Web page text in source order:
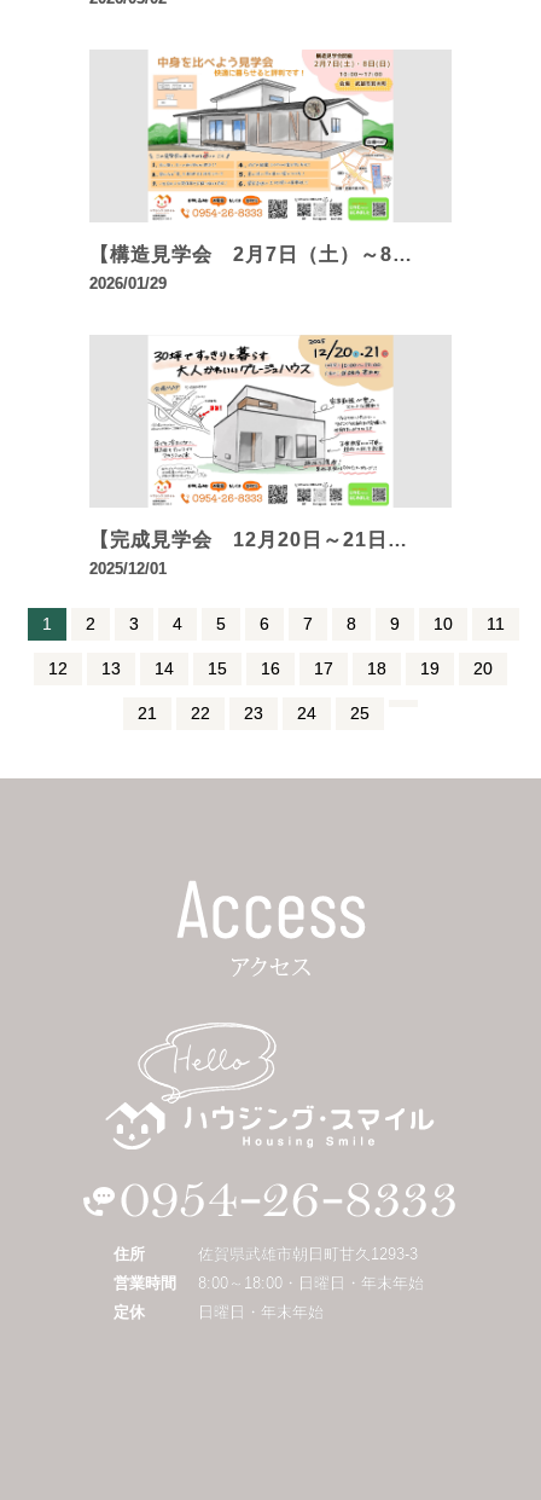
【構造見学会 2月7日（土）～8…
2026/01/29
【完成見学会 12月20日～21日…
2025/12/01
1 2 3 4 5 6 7 8 9 10 11
12 13 14 15 16 17 18 19 20
21 22 23 24 25
住所
佐賀県武雄市朝日町甘久1293-3
営業時間
8:00～18:00・日曜日・年末年始
定休
日曜日・年末年始